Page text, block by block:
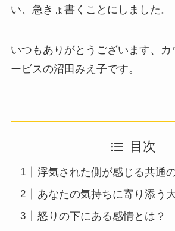
い、急きょ書くことにしました。
いつもありがとうございます、カ
ービスの沼田みえ子です。
目次
浮気された側が感じる共通
あなたの気持ちに寄り添う
怒りの下にある感情とは？